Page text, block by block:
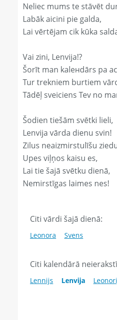
Neliec mums te stāvēt
Labāk aicini pie galda,
Lai vērtējam cik kūka
Vai zini, Lenvija!?
Šorīt man kaleнdārs pa
Tur trekniem burtiem
Tādēļ sveiciens Tev no
Šodien tiešām svētki lieli,
Lenvija vārda dienu svin!
Zilus neaizmirstulīšu
Upes viļņos kaisu es,
Lai tie šajā svētku dienā,
Nemirstīgas laimes nes!
Citi vārdi šajā dienā:
Leonora Svens
Citi kalendārā
Lennijs Lenvija